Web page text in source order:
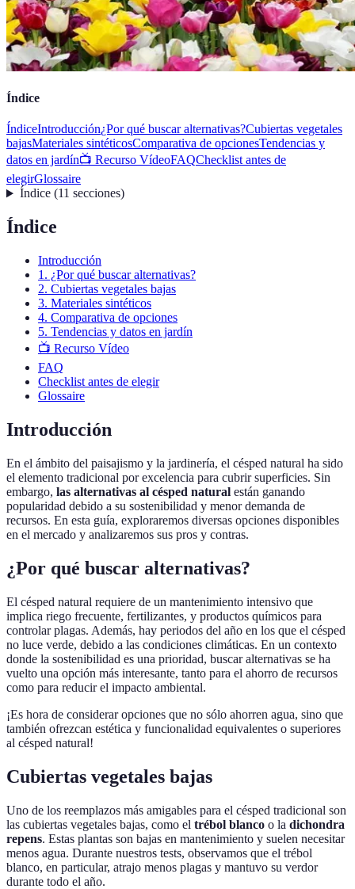
Índice
ÍndiceIntroducción¿Por qué buscar alternativas?Cubiertas vegetales
bajasMateriales sintéticosComparativa de opcionesTendencias y
datos en jardín📺 Recurso VídeoFAQChecklist antes de
elegirGlossaire
Índice(11 secciones)
Índice
Introducción
1. ¿Por qué buscar alternativas?
2. Cubiertas vegetales bajas
3. Materiales sintéticos
4. Comparativa de opciones
5. Tendencias y datos en jardín
📺 Recurso Vídeo
FAQ
Checklist antes de elegir
Glossaire
Introducción
En el ámbito del paisajismo y la jardinería, el césped natural ha sido
el elemento tradicional por excelencia para cubrir superficies. Sin
embargo, las alternativas al césped natural están ganando
popularidad debido a su sostenibilidad y menor demanda de
recursos. En esta guía, exploraremos diversas opciones disponibles
en el mercado y analizaremos sus pros y contras.
¿Por qué buscar alternativas?
El césped natural requiere de un mantenimiento intensivo que
implica riego frecuente, fertilizantes, y productos químicos para
controlar plagas. Además, hay periodos del año en los que el césped
no luce verde, debido a las condiciones climáticas. En un contexto
donde la sostenibilidad es una prioridad, buscar alternativas se ha
vuelto una opción más interesante, tanto para el ahorro de recursos
como para reducir el impacto ambiental.
¡Es hora de considerar opciones que no sólo ahorren agua, sino que
también ofrezcan estética y funcionalidad equivalentes o superiores
al césped natural!
Cubiertas vegetales bajas
Uno de los reemplazos más amigables para el césped tradicional son
las cubiertas vegetales bajas, como el trébol blanco o la dichondra
repens. Estas plantas son bajas en mantenimiento y suelen necesitar
menos agua. Durante nuestros tests, observamos que el trébol
blanco, en particular, atrajo menos plagas y mantuvo su verdor
durante todo el año.